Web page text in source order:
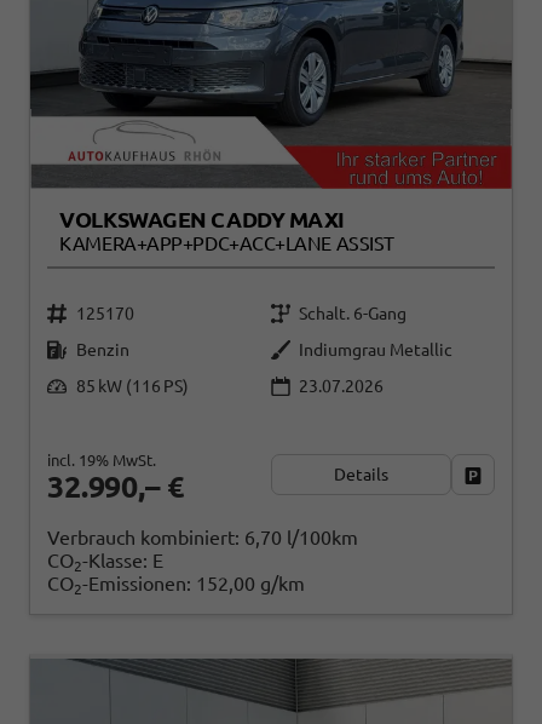
VOLKSWAGEN CADDY MAXI
KAMERA+APP+PDC+ACC+LANE ASSIST
125170
Schalt. 6-Gang
Benzin
Indiumgrau Metallic
85 kW (116 PS)
23.07.2026
32.990,– €
incl. 19% MwSt.
Details
Verbrauch kombiniert: 6,70 l/100km
CO2-Klasse: E
CO2-Emissionen: 152,00 g/km